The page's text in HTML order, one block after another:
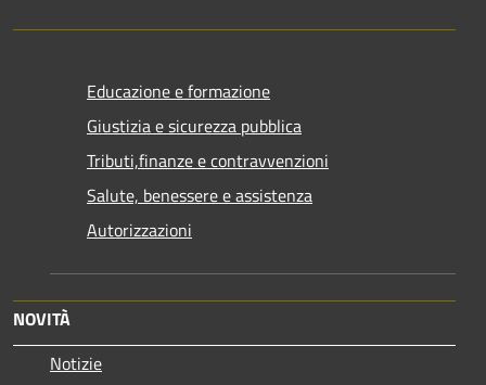
Educazione e formazione
Giustizia e sicurezza pubblica
Tributi,finanze e contravvenzioni
Salute, benessere e assistenza
Autorizzazioni
NOVITÀ
Notizie